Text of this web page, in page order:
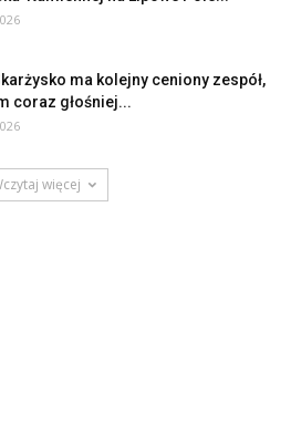
ma kolejny ceniony zespół,
coraz głośniej...
więcej